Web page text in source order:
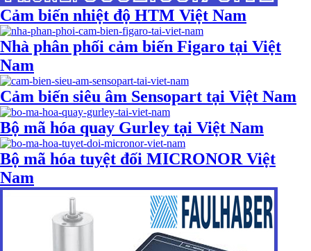
Cảm biến nhiệt độ HTM Việt Nam
Nhà phân phối cảm biến Figaro tại Việt
Nam
Cảm biến siêu âm Sensopart tại Việt Nam
Bộ mã hóa quay Gurley tại Việt Nam
Bộ mã hóa tuyệt đối MICRONOR Việt
Nam